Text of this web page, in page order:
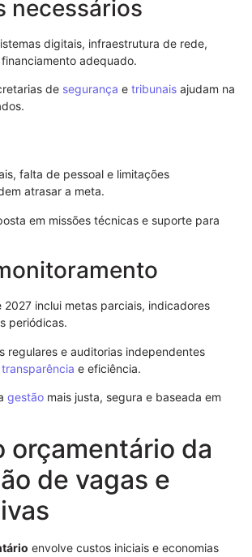
necessários
digitais, infraestrutura de rede,
adequado.
de segurança e tribunais ajudam na
falta de pessoal e limitações
atrasar a meta.
em missões técnicas e suporte para
2027 inclui metas parciais, indicadores
periódicas.
regulares e auditorias independentes
transparência e eficiência.
gestão mais justa, segura e baseada em
orçamentário da
de vagas e
envolve custos iniciais e economias